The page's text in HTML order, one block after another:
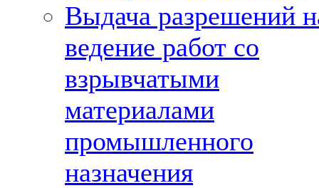
Выдача разрешений
ведение работ со
взрывчатыми
материалами
промышленного
назначения